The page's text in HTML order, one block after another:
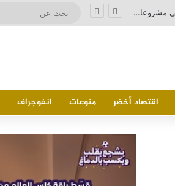
اقتصاد أخضر منوعات انفوجراف